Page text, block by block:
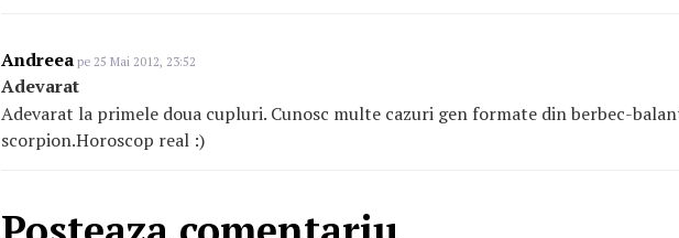
Andreea pe 25 Mai 2012, 23:52
Adevarat
Adevarat la primele doua cupluri. Cunosc multe cazuri gen formate din berbec-
scorpion.Horoscop real :)